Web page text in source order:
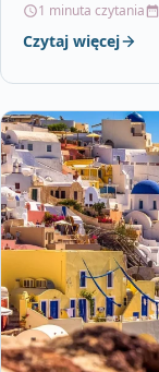
1 minuta czytania
Czytaj więcej